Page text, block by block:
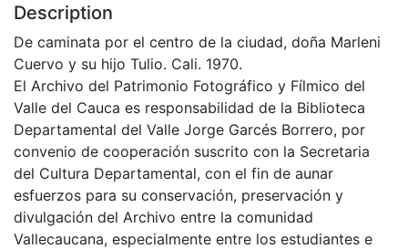
Description
De caminata por el centro de la ciudad, doña Marleni
Cuervo y su hijo Tulio. Cali. 1970.
El Archivo del Patrimonio Fotográfico y Fílmico del
Valle del Cauca es responsabilidad de la Biblioteca
Departamental del Valle Jorge Garcés Borrero, por
convenio de cooperación suscrito con la Secretaria
del Cultura Departamental, con el fin de aunar
esfuerzos para su conservación, preservación y
divulgación del Archivo entre la comunidad
Vallecaucana, especialmente entre los estudiantes e